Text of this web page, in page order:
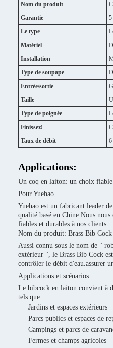
Nom du produit
Garantie
5
Le type
Matériel
Installation
Type de soupape
Entrée/sortie
Taille
Type de poignée
Finissez!
Taux de débit
6
Applications:
Un coq en laiton: un choix
Pour Yuehao.
Yuehao est un fabricant leader
qualité basé en Chine.Nous
fiables et durables à nos clients.
Nom du produit: Brass Bib Cock
Aussi connu sous le nom de "
extérieur ", le Brass Bib Cock
contrôler le débit d'eau.assurer
Applications et scénarios
Le bibcock en laiton convient à
tels que:
Jardins et espaces extérieurs
Parcs publics et espaces de
Campings et parcs de
Fermes et champs agricoles